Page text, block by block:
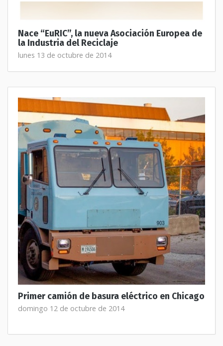
Nace “EuRIC”, la nueva Asociación Europea de
la Industria del Reciclaje
lunes 13 de octubre de 2014
Primer camión de basura eléctrico en Chicago
domingo 12 de octubre de 2014